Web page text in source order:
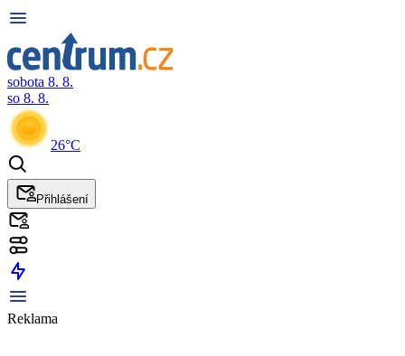
sobota 8. 8.
so 8. 8.
26°C
Přihlášení
Reklama